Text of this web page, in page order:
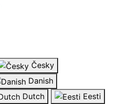
Česky
Danish
Dutch
Eesti